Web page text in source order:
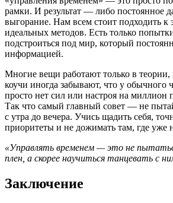
рамки. И результат — либо постоянное
выгорание. Нам всем стоит подходить
идеальных методов. Есть только
подстроиться под мир, который
информацией.
Многие вещи работают только в
коучи иногда забывают, что у обычного
просто нет сил или настроя на миллион
Так что самый главный совет — не
с утра до вечера. Учись щадить себя,
приоритеты и не дожимать там, где уже
«Управлять временем — это не
плен, а скорее научиться танцевать с
Заключение